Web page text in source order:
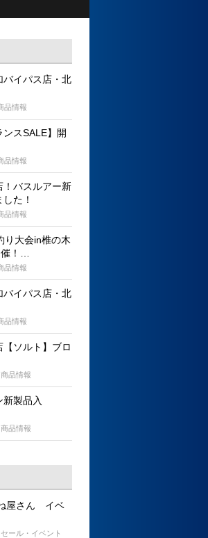
イパス店・北
品情報
ンスSALE】開
品情報
！バスルアー新
た！
品情報
大会in椎の木
！…
品情報
イパス店・北
品情報
ソルト】ブロ
商品情報
新製品入
商品情報
屋さん イベ
セール・イベント